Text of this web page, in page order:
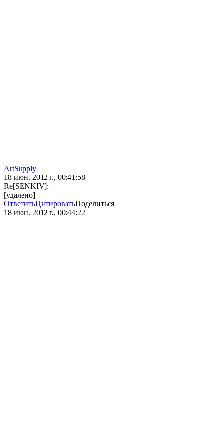
ArtSupply
18 июн. 2012 г., 00:41:58
Re[SENKIV]:
[удалено]
ОтветитьЦитироватьПоделиться
18 июн. 2012 г., 00:44:22